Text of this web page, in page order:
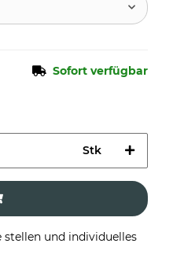
Sofort verfügbar
Stk
stellen und individuelles